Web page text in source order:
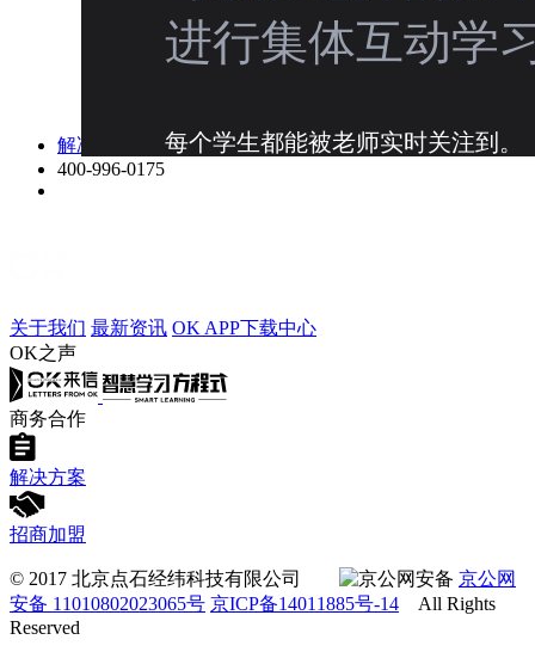
进行集体互动学
每个学生都能被老师实时关注到。
解决方案
400-996-0175
关于我们 最新资讯 OK APP下载中心
OK之声
商务合作
解决方案
招商加盟
© 2017 北京点石经纬科技有限公司
京公网
安备 11010802023065号 京ICP备14011885号-14 All Rights
Reserved